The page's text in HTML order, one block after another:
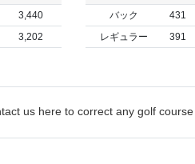
3,440
3,202
バック 431
レギュラー
391
us here to correct any golf